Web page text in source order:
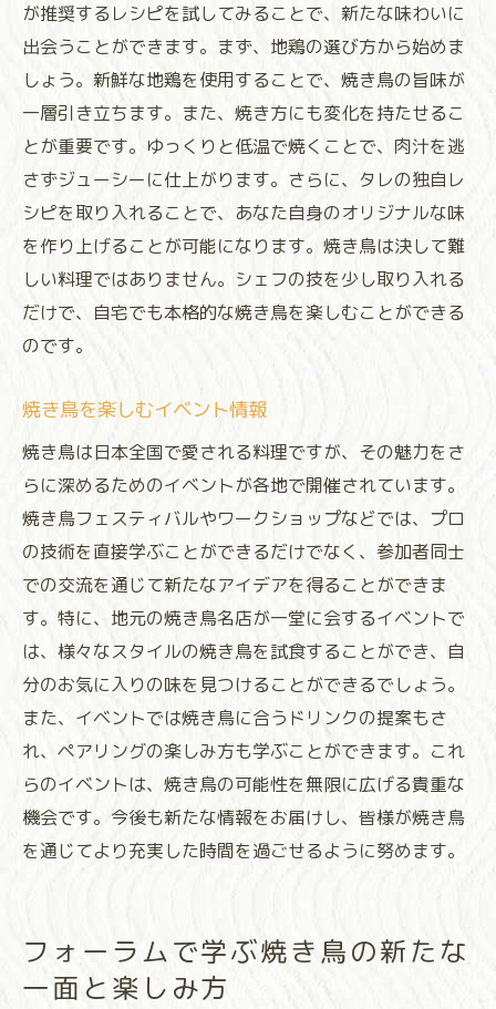
が推奨するレシピを試してみることで、新たな味わいに
出会うことができます。まず、地鶏の選び方から始めま
しょう。新鮮な地鶏を使用することで、焼き鳥の旨味が
一層引き立ちます。また、焼き方にも変化を持たせるこ
とが重要です。ゆっくりと低温で焼くことで、肉汁を逃
さずジューシーに仕上がります。さらに、タレの独自レ
シピを取り入れることで、あなた自身のオリジナルな味
を作り上げることが可能になります。焼き鳥は決して難
しい料理ではありません。シェフの技を少し取り入れる
だけで、自宅でも本格的な焼き鳥を楽しむことができる
のです。
焼き鳥を楽しむイベント情報
焼き鳥は日本全国で愛される料理ですが、その魅力をさ
らに深めるためのイベントが各地で開催されています。
焼き鳥フェスティバルやワークショップなどでは、プロ
の技術を直接学ぶことができるだけでなく、参加者同士
での交流を通じて新たなアイデアを得ることができま
す。特に、地元の焼き鳥名店が一堂に会するイベントで
は、様々なスタイルの焼き鳥を試食することができ、自
分のお気に入りの味を見つけることができるでしょう。
また、イベントでは焼き鳥に合うドリンクの提案もさ
れ、ペアリングの楽しみ方も学ぶことができます。これ
らのイベントは、焼き鳥の可能性を無限に広げる貴重な
機会です。今後も新たな情報をお届けし、皆様が焼き鳥
を通じてより充実した時間を過ごせるように努めます。
フォーラムで学ぶ焼き鳥の新たな
一面と楽しみ方